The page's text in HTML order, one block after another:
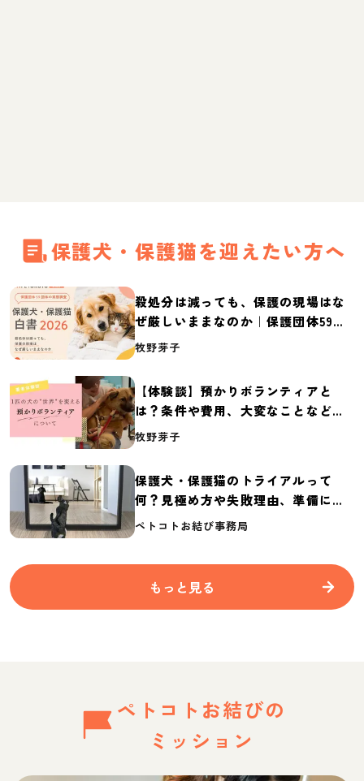
保護犬・保護猫を迎えたい方へ
殺処分は減っても、保護の現場はな
ぜ厳しいままなのか｜保護団体59団
体の実態調査【保護犬・保護猫白書
牧野芽子
【体験談】預かりボランティアと
は？条件や費用、大変なことなど紹
介
牧野芽子
保護犬・保護猫のトライアルって
何？見極め方や失敗理由、準備に必
要なものを紹介
ペトコトお結び事務局
もっと見る
ペトコトお結びの
ミッション